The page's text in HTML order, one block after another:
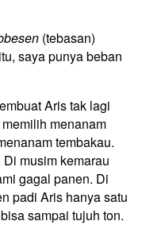
(tebasan)
saya punya beban
Aris tak lagi
menanam
tembakau.
musim kemarau
gagal panen. Di
padi Aris hanya satu
sampai tujuh ton.